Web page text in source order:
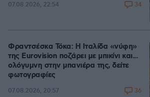
07.08.2026, 22:54 34
Φραντσέσκα Τόκα: Η Ιταλίδα «νύφη»
της Eurovision ποζάρει με μπικίνι και...
ολόγυμνη στην μπανιέρα της, δείτε
φωτογραφίες
07.08.2026, 20:57 36